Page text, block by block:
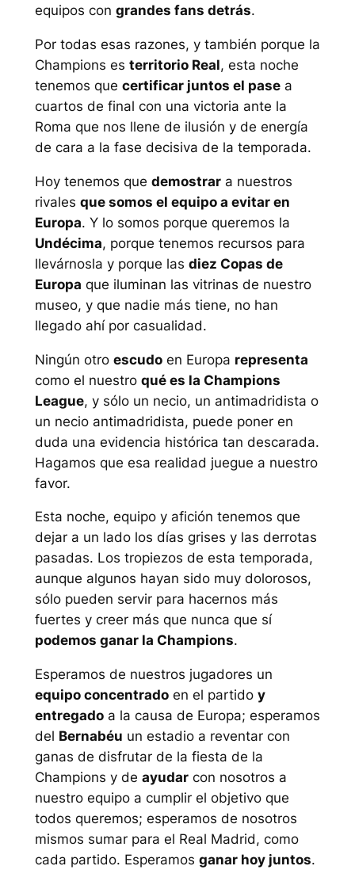
equipos con grandes fans detrás.
Por todas esas razones, y también porque la
Champions es territorio Real, esta noche
tenemos que certificar juntos el pasea
cuartos de final con una victoria ante la
Roma que nos llene de ilusión y de energía
de cara a la fase decisiva de la temporada.
Hoy tenemos que demostrara nuestros
rivales que somos el equipo a evitar en
Europa. Y lo somos porque queremos la
Undécima, porque tenemos recursos para
llevárnosla y porque las diez Copas de
Europa que iluminan las vitrinas de nuestro
museo, y que nadie más tiene, no han
llegado ahí por casualidad.
Ningún otro escudoen Europa representa
como el nuestro qué es la Champions
League, y sólo un necio, un antimadridista o
un necio antimadridista, puede poner en
duda una evidencia histórica tan descarada.
Hagamos que esa realidad juegue a nuestro
favor.
Esta noche, equipo y afición tenemos que
dejar a un lado los días grises y las derrotas
pasadas. Los tropiezos de esta temporada,
aunque algunos hayan sido muy dolorosos,
sólo pueden servir para hacernos más
fuertes y creer más que nunca que sí
podemos ganar la Champions.
Esperamos de nuestros jugadores un
equipo concentradoen el partido y
entregadoa la causa de Europa; esperamos
del Bernabéu un estadio a reventar con
ganas de disfrutar de la fiesta de la
Champions y de ayudarcon nosotros a
nuestro equipo a cumplir el objetivo que
todos queremos; esperamos de nosotros
mismos sumar para el Real Madrid, como
cada partido. Esperamos ganar hoy juntos.